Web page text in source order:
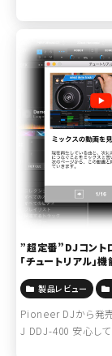
ーです。以前の記
[…]
”超定番”DJコン
「チュートリアル」
製品レビュー
Pioneer DJから発
J DDJ-400 安心して
方に非常に人気と